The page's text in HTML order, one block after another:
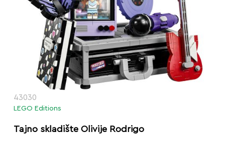
43030
LEGO Editions
Tajno skladište Olivije Rodrigo